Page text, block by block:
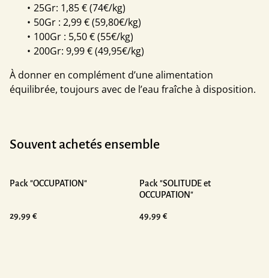
25Gr: 1,85 € (74€/kg)
50Gr : 2,99 € (59,80€/kg)
100Gr : 5,50 € (55€/kg)
200Gr: 9,99 € (49,95€/kg)
À donner en complément d’une alimentation
équilibrée, toujours avec de l’eau fraîche à disposition.
Souvent achetés ensemble
Pack "OCCUPATION"
29,99 €
Pack "SOLITUDE et
OCCUPATION"
49,99 €